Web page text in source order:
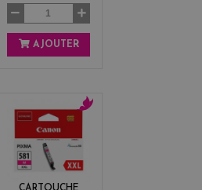
AJOUTER
a
e
n